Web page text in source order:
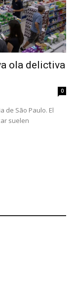
ola delictiva
0
de São Paulo. El
suelen